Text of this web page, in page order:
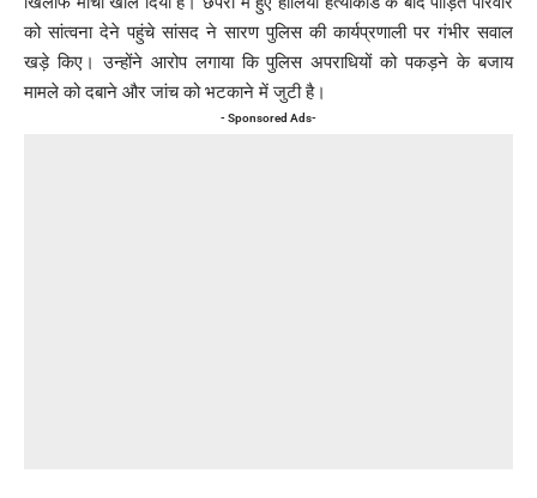
को सांत्वना देने पहुंचे सांसद ने सारण पुलिस की कार्यप्रणाली पर गंभीर सवाल
खड़े किए। उन्होंने आरोप लगाया कि पुलिस अपराधियों को पकड़ने के बजाय
मामले को दबाने और जांच को भटकाने में जुटी है।
- Sponsored Ads-